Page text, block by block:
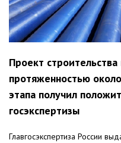
Проект
протяженностью
этапа получил
госэкспертизы
Главгосэкспертиза России